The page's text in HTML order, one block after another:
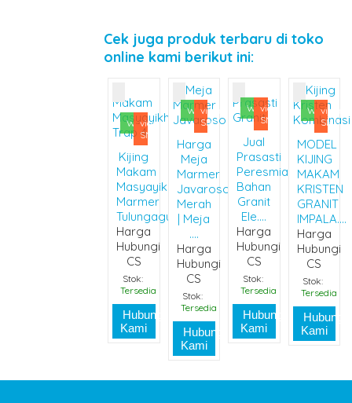
Cek juga produk terbaru di toko
online kami berikut ini:
Whatsapp
via
SMS
Kijing
Makam
Masyayikh
Marmer
Tulungagun....
Harga
Hubungi
CS
Stok:
Tersedia
Hubungi
Kami
Whatsapp
via
SMS
Harga
Meja
Marmer
Javaroso
Merah
| Meja
....
Harga
Hubungi
CS
Stok:
Tersedia
Hubungi
Kami
Whatsapp
via
SMS
Jual
Prasasti
Peresmian
Bahan
Granit
Ele....
Harga
Hubungi
CS
Stok:
Tersedia
Hubungi
Kami
Whatsapp
via
SMS
MODEL
KIJING
MAKAM
KRISTEN
GRANIT
IMPALA....
Harga
Hubungi
CS
Stok:
Tersedia
Hubungi
Kami